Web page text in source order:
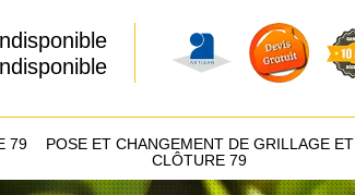
79
POSE ET CHANGEMENT DE GRILLAGE ET
CLÔTURE 79